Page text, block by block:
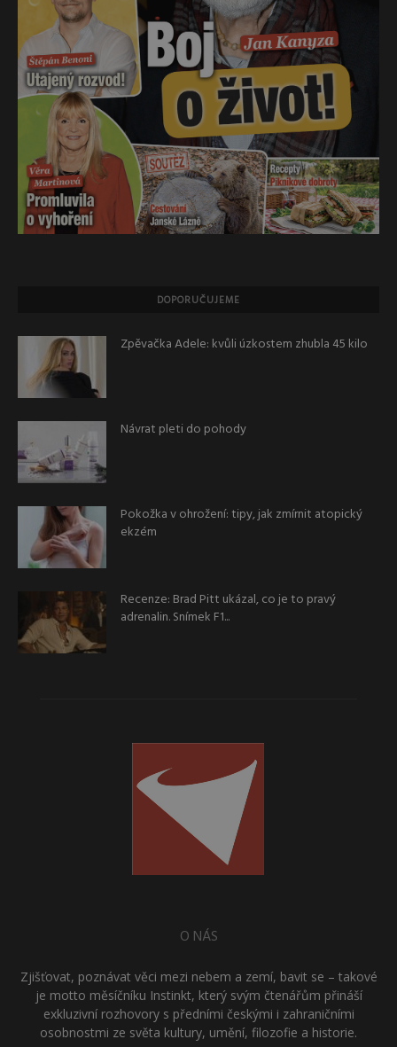
DOPORUČUJEME
Zpěvačka Adele: kvůli úzkostem zhubla 45 kilo
Návrat pleti do pohody
Pokožka v ohrožení: tipy, jak zmírnit atopický
ekzém
Recenze: Brad Pitt ukázal, co je to pravý
adrenalin. Snímek F1...
O NÁS
Zjišťovat, poznávat věci mezi nebem a zemí, bavit se – takové
je motto měsíčníku Instinkt, který svým čtenářům přináší
exkluzivní rozhovory s předními českými i zahraničními
osobnostmi ze světa kultury, umění, filozofie a historie.